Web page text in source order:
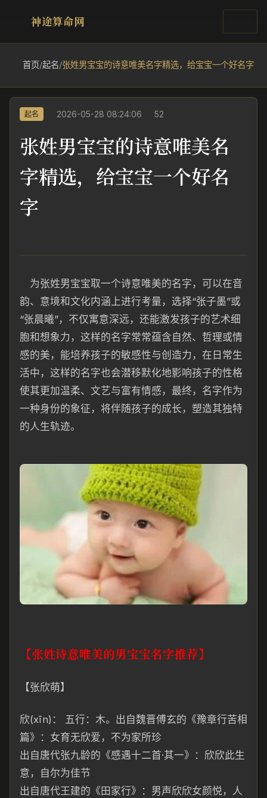
神途算命网
首页/起名/张姓男宝宝的诗意唯美名字精选，给宝宝一个好名字
起名 2026-05-28 08:24:06 52
张姓男宝宝的诗意唯美名
字精选，给宝宝一个好名
字
为张姓男宝宝取一个诗意唯美的名字， 可以在音
韵、意境和文化内涵上进行考量，选择“张子墨”或
“张晨曦”，不仅寓意深远，还能激发孩子的艺术细
胞和想象力，这样的名字常常蕴含自然、哲理或情
感的美，能培养孩子的敏感性与创造力 ，在日常生
活中， 这样的名字也会潜移默化地影响孩子的性格
使其更加温柔、文艺与富有情感，最终，名字作为
一种身份的象征，将伴随孩子的成长，塑造其独特
的人生轨迹。
【张姓诗意唯美的男宝宝名字推荐】
【张欣萌】
欣(xīn)： 五行：木。出自魏晋傅玄的《豫章行苦相
篇》：女育无欣爱，不为家所珍
出自唐代张九龄的《感遇十二首·其一》：欣欣此生
意， 自尔为佳节
出自唐代王建的《田家行》：男声欣欣女颜悦，人